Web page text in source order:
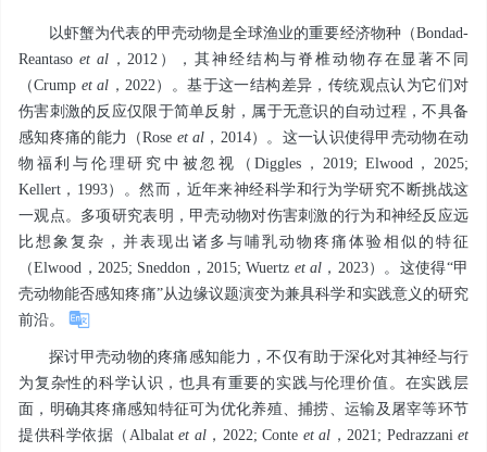
以虾蟹为代表的甲壳动物是全球渔业的重要经济物种（Bondad-
Reantaso et al，2012），其神经结构与脊椎动物存在显著不同
（Crump et al ，2022）。基于这一结构差异，传统观点认为它们对
伤害刺激的反应仅限于简单反射，属于无意识的自动过程，不具备
感知疼痛的能力（Rose et al ，2014）。这一认识使得甲壳动物在动
物福利与伦理研究中被忽视（Diggles，2019; Elwood，2025;
Kellert，1993）。然而，近年来神经科学和行为学研究不断挑战这
一观点。多项研究表明，甲壳动物对伤害刺激的行为和神经反应远
比想象复杂，并表现出诸多与哺乳动物疼痛体验相似的特征
（Elwood，2025; Sneddon，2015; Wuertz et al ，2023）。这使得“甲
壳动物能否感知疼痛”从边缘议题演变为兼具科学和实践意义的研究
前沿。
探讨甲壳动物的疼痛感知能力，不仅有助于深化对其神经与行
为复杂性的科学认识，也具有重要的实践与伦理价值。在实践层
面，明确其疼痛感知特征可为优化养殖、捕捞、运输及屠宰等环节
提供科学依据（Albalat et al，2022; Conte et al ，2021; Pedrazzaniet